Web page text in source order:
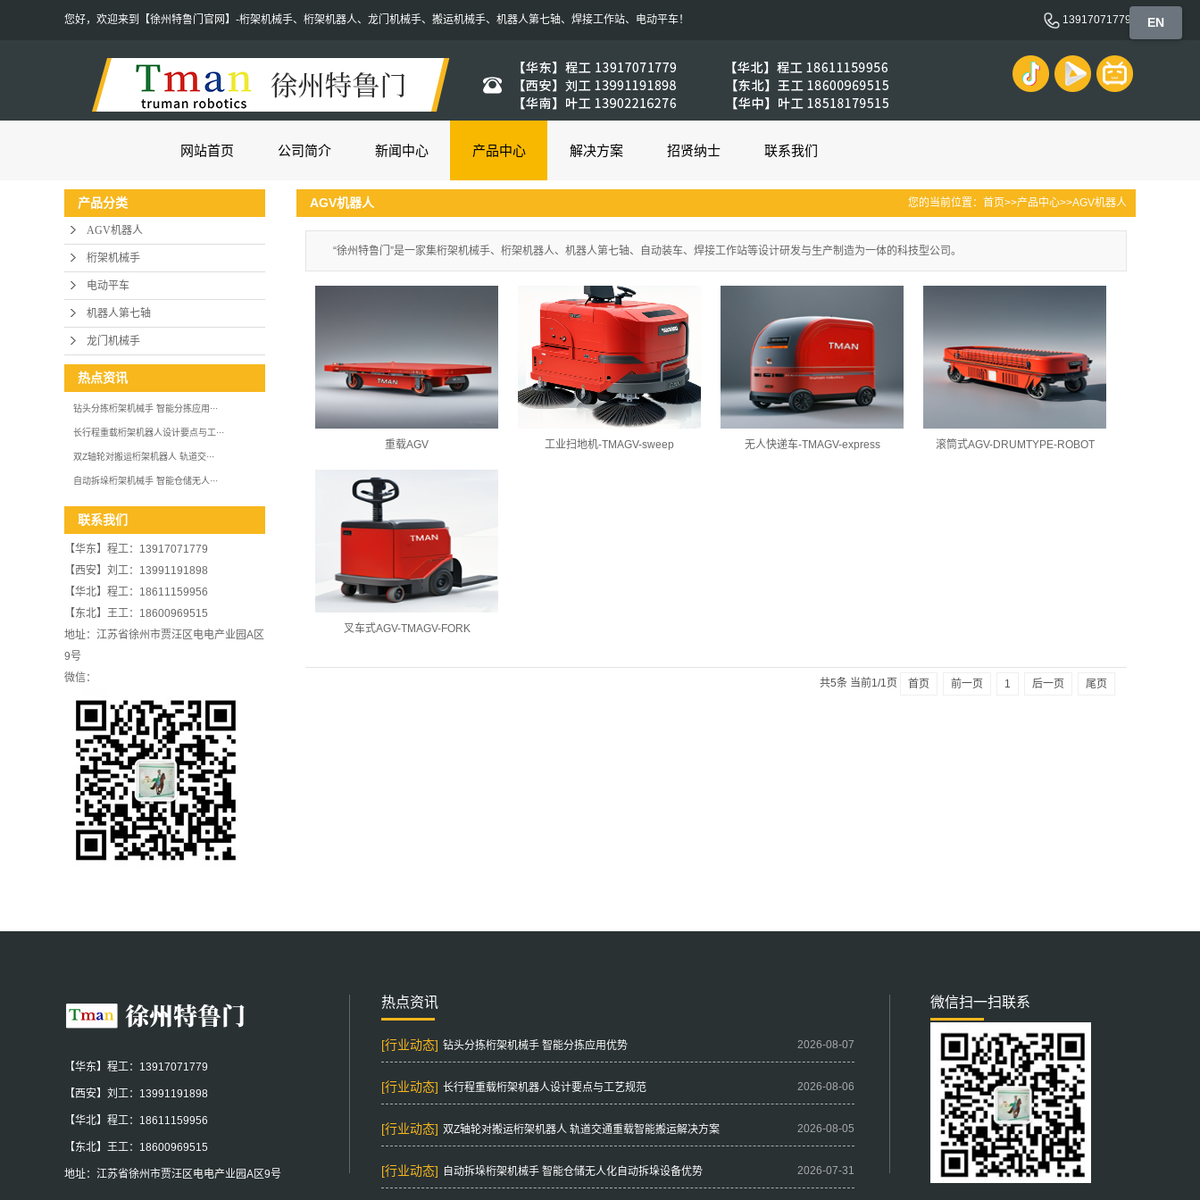
EN
您好，欢迎来到【徐州特鲁门官网】-桁架机械手、桁架机器人、龙门机械手、搬运机械手、机器人第七轴、焊接工作站、电动平车！ 13917071779
网站首页 公司简介 新闻中心 产品中心 解决方案 招贤纳士 联系我们
产品分类
AGV机器人
桁架机械手
电动平车
机器人第七轴
龙门机械手
热点资讯
钻头分拣桁架机械手 智能分拣应用···
长行程重载桁架机器人设计要点与工···
双Z轴轮对搬运桁架机器人 轨道交···
自动拆垛桁架机械手 智能仓储无人···
联系我们
【华东】程工：13917071779
【西安】刘工：13991191898
【华北】程工：18611159956
【东北】王工：18600969515
地址：江苏省徐州市贾汪区电电产业园A区
9号
微信：
AGV机器人 您的当前位置： 首页>>产品中心>>AGV机器人
“徐州特鲁门”是一家集桁架机械手、桁架机器人、机器人第七轴、自动装车、焊接工作站等设计研发与生产制造为一体的科技型公司。
重载AGV 工业扫地机-TMAGV-sweep 无人快递车-TMAGV-express 滚筒式AGV-DRUMTYPE-ROBOT
叉车式AGV-TMAGV-FORK
共5条 当前1/1页 首页 前一页 1 后一页 尾页
【华东】程工：13917071779
【西安】刘工：13991191898
【华北】程工：18611159956
【东北】王工：18600969515
地址：江苏省徐州市贾汪区电电产业园A区9号
热点资讯
[行业动态] 钻头分拣桁架机械手 智能分拣应用优势 2026-08-07
[行业动态] 长行程重载桁架机器人设计要点与工艺规范 2026-08-06
[行业动态] 双Z轴轮对搬运桁架机器人 轨道交通重载智能搬运解决方案 2026-08-05
[行业动态] 自动拆垛桁架机械手 智能仓储无人化自动拆垛设备优势 2026-07-31
微信扫一扫联系